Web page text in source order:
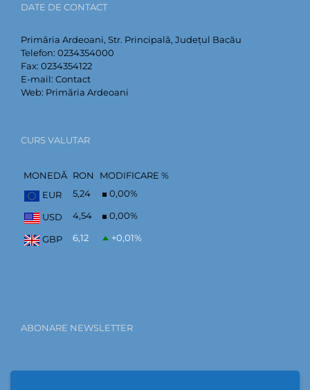
DATE DE CONTACT
Primăria Ardeoani, Str. Principală, Județul Bacău
Telefon: 0234354000
Fax: 0234354122
E-mail: Contact
Web: Primăria Ardeoani
CURS VALUTAR
MONEDĂ RON
MODIFICARE %
EUR
5,24 0,00%
USD 4,54 0,00%
GBP 6,12 +0,01%
ABONARE NEWSLETTER